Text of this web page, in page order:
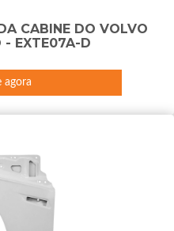
CABINE DO VOLVO
- EXTE07A-D
agora